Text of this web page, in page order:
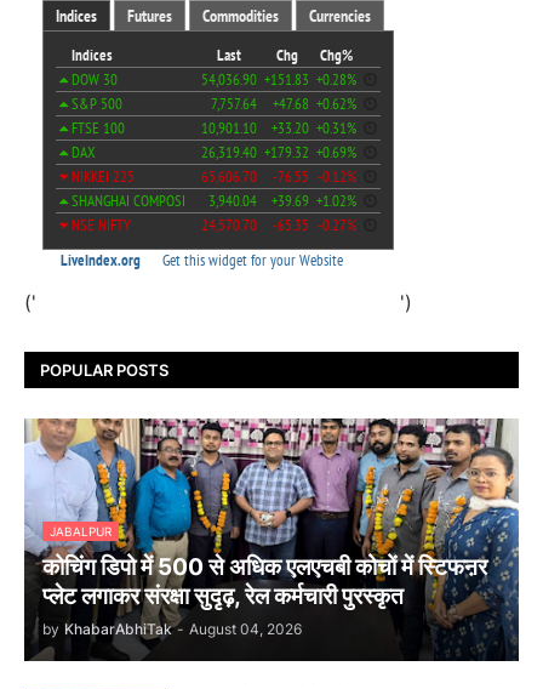
(' ')
POPULAR POSTS
JABALPUR
कोचिंग डिपो में 500 से अधिक एलएचबी कोचों में स्टिफऩर
प्लेट लगाकर संरक्षा सुदृढ़, रेल कर्मचारी पुरस्कृत
by KhabarAbhiTak - August 04, 2026